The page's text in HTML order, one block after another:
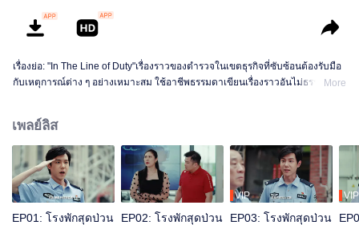
เรื่องย่อ: "In The Line of Duty"เรื่องราวของตำรวจในเขตธุรกิจที่ซับซ้อนต้องรับมือ
กับเหตุการณ์ต่าง ๆ อย่างเหมาะสม ใช้อาชีพธรรมดาเขียนเรื่องราวอันไม่ธรรมดาMore
เพลย์ลิส
EP01: โรงพักสุดป่วน
EP02: โรงพักสุดป่วน
VIP
EP03: โรงพักสุดป่วน
VIP